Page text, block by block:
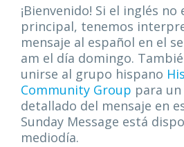
¡Bienvenido! Si el inglés no
principal, tenemos
mensaje al español en el
am el día domingo.
unirse al grupo hispano
Community Group para
detallado del mensaje en
Sunday Message está
mediodía.